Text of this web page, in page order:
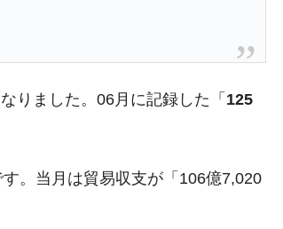
」
！ 半導体2銘柄の暴落
りました。06月に記録した「 125
。当月は貿易収支が「106億7,020